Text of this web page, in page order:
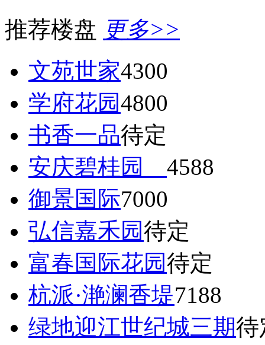
推荐楼盘 更多>>
文苑世家4300
学府花园4800
书香一品待定
安庆碧桂园 4588
御景国际7000
弘信嘉禾园待定
富春国际花园待定
杭派·滟澜香堤7188
绿地迎江世纪城三期待